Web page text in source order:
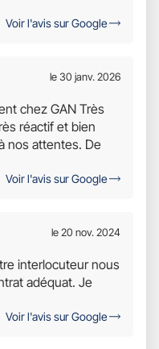
Voir l'avis sur Google
le 30 janv. 2026
chez GAN Très
réactif et bien
nos attentes. De
Voir l'avis sur Google
le 20 nov. 2024
interlocuteur nous
adéquat. Je
Voir l'avis sur Google